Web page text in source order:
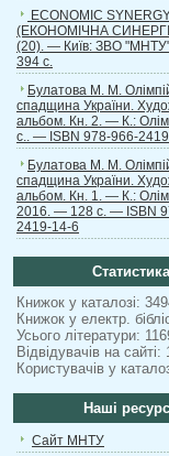
ECONOMIC
(ЕКОНОМІЧНА
(20). — Київ: ЗВО
394 с.
Булатова М. М.
спадщина України.
альбом. Кн. 2. — К.:
с.. — ISBN 978-966-
Булатова М. М.
спадщина України.
альбом. Кн. 1. — К.:
2016. — 128 с. — ISBN
2419-14-6
Книжок у каталозі:
Книжок у електр.
Усього літератури:
Відвідувачів на сайті:
Користувачів у
Наші
Сайт МНТУ